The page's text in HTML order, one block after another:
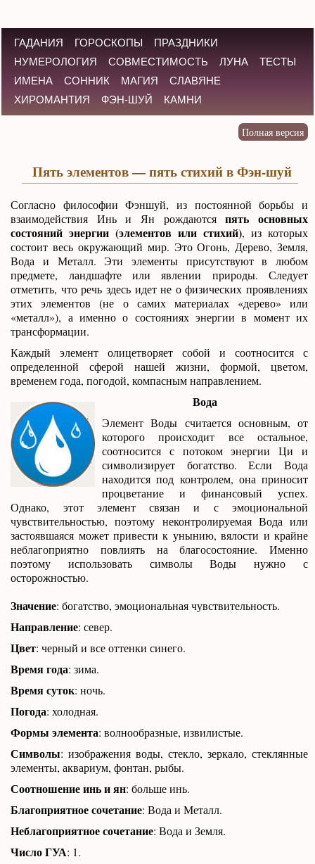
ГАДАНИЯ ГОРОСКОПЫ
ПРАЗДНИКИ
НУМЕРОЛОГИЯ
СОВМЕСТИМОСТЬ ЛУНА
ТЕСТЫ
ИМЕНА
СОННИК МАГИЯ
СЛАВЯНЕ
ХИРОМАНТИЯ
ФЭН-ШУЙ КАМНИ
Пять элементов — пять стихий в Фэн-шуй
Согласно философии Фэншуй, из постоянной борьбы и
взаимодействия Инь и Ян рождаютсяпять основных
состояний энергии (элементов или стихий), из которых
состоит весь окружающий мир. Это Огонь, Дерево, Земля,
Вода и Металл. Эти элементы присутствуют в любом
предмете, ландшафте или явлении природы. Следует
отметить, что речь здесь идет не о физических проявлениях
этих элементов (не о самих материалах «дерево» или
«металл»), а именно о состояниях энергии в момент их
трансформации.
Каждый элемент олицетворяет собой и соотносится с
определенной сферой нашей жизни, формой, цветом,
временем года, погодой, компасным направлением.
Вода
Элемент Воды считается основным, от
которого происходит все остальное,
соотносится с потоком энергии Ци и
символизирует богатство. Если Вода
находится под контролем, она приносит
процветание и финансовый успех.
Однако, этот элемент связан и с эмоциональной
чувствительностью, поэтому неконтролируемая Вода или
застоявшаяся может привести к унынию, вялости и крайне
неблагоприятно повлиять на благосостояние. Именно
поэтому использовать символы Воды нужно с
осторожностью.
Значение: богатство, эмоциональная чувствительность.
Направление: север.
Цвет: черный и все оттенки синего.
Время года: зима.
Время суток: ночь.
Погода: холодная.
Формы элемента: волнообразные, извилистые.
Символы: изображения воды, стекло, зеркало, стеклянные
элементы, аквариум, фонтан, рыбы.
Соотношение инь и ян: больше инь.
Благоприятное сочетание: Вода и Металл.
Неблагоприятное сочетание: Вода и Земля.
Число ГУА: 1.